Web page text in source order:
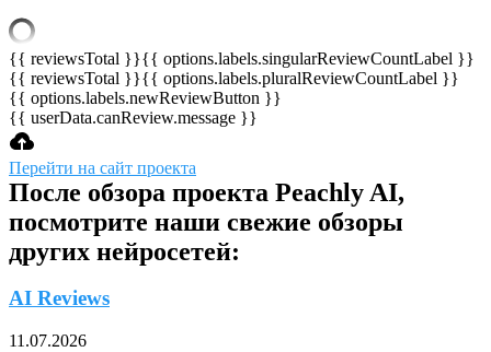
{{ reviewsTotal }}{{ options.labels.singularReviewCountLabel }}
{{ reviewsTotal }}{{ options.labels.pluralReviewCountLabel }}
{{ options.labels.newReviewButton }}
{{ userData.canReview.message }}
Перейти на сайт проекта
После обзора проекта Peachly AI,
посмотрите наши свежие обзоры
других нейросетей:
AI Reviews
11.07.2026